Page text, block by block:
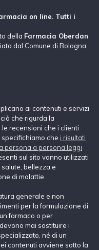
on line. Tutti i
della Farmacia Oberdan
dal Comune di Bologna
ai contenuti e servizi
che rigurda la
recensioni che i clienti
che i risultati
persona a persona leggi
sul sito vanno utilizzati
bellezza e
di malattie.
generale e non
per la formulazione di
farmaco o per
mai sostituire i
né di un
contenuti avviene sotto la